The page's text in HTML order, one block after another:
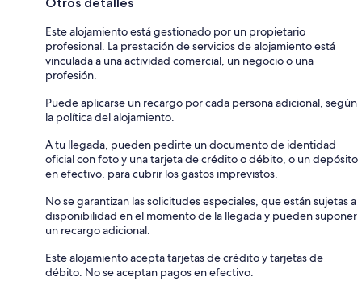
Este alojamiento está gestionado por un propietario
profesional. La prestación de servicios de alojamiento está
vinculada a una actividad comercial, un negocio o una
profesión.
Puede aplicarse un recargo por cada persona adicional, según
la política del alojamiento.
A tu llegada, pueden pedirte un documento de identidad
oficial con foto y una tarjeta de crédito o débito, o un depósito
en efectivo, para cubrir los gastos imprevistos.
No se garantizan las solicitudes especiales, que están sujetas a
disponibilidad en el momento de la llegada y pueden suponer
un recargo adicional.
Este alojamiento acepta tarjetas de crédito y tarjetas de
débito. No se aceptan pagos en efectivo.